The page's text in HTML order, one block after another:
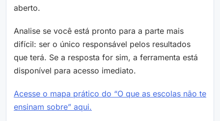
aberto.
Analise se você está pronto para a parte mais
difícil: ser o único responsável pelos resultados
que terá. Se a resposta for sim, a ferramenta está
disponível para acesso imediato.
Acesse o mapa prático do “O que as escolas não te
ensinam sobre” aqui.